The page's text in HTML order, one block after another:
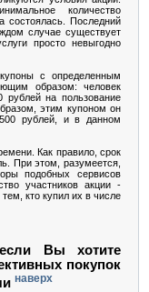
количество
состоялась. Последний
случае существует
просто невыгодно
с определенным
образом: человек
рублей на пользование
этим купоном он
рублей, и в данном
Как правило, срок
При этом, разумеется,
подобных сервисов
участников акции -
кто купил их в числе
Вы хотите
покупок
наверх